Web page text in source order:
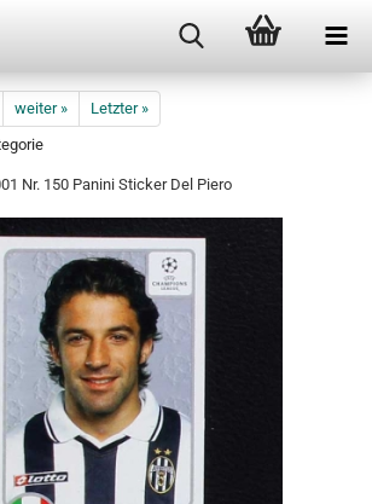
weiter »
Letzter »
Nr. 150 Panini Sticker Del Piero